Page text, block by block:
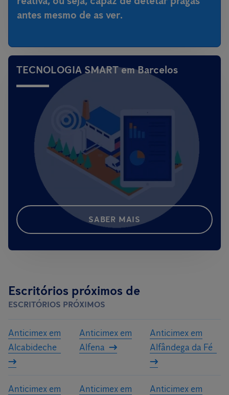
antes mesmo de as ver.
TECNOLOGIA SMART em Barcelos
SABER MAIS
Escritórios próximos de
ESCRITÓRIOS PRÓXIMOS
Anticimex em
Alcabideche
Anticimex em
Alfena
Anticimex em
Alfândega da Fé
Anticimex em
Anticimex em
Anticimex em